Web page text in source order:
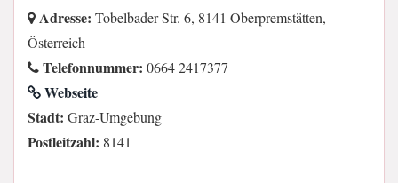
Adresse: Tobelbader Str. 6, 8141 Oberpremstätten,
Österreich
Telefonnummer: 0664 2417377
Webseite
Stadt: Graz-Umgebung
Postleitzahl: 8141